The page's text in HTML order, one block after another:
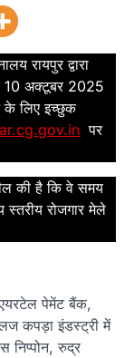
रायपुर द्वारा
10 अक्टूबर 2025
के लिए इच्छुक
पर
की है कि वे समय
रोजगार मेले
एयरटेल पेमेंट बैंक,
कपड़ा इंडस्ट्री में
निप्पोन, रुद्र